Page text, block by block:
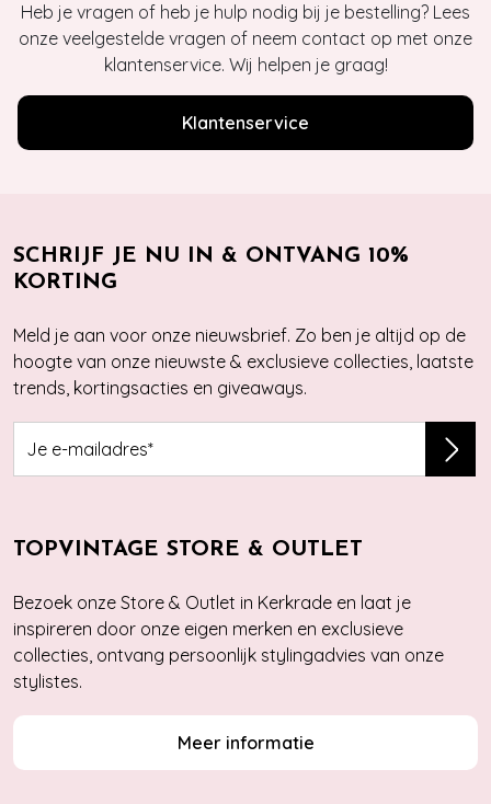
Heb je vragen of heb je hulp nodig bij je bestelling? Lees
onze veelgestelde vragen of neem contact op met onze
klantenservice. Wij helpen je graag!
Klantenservice
SCHRIJF JE NU IN & ONTVANG 10%
KORTING
Meld je aan voor onze nieuwsbrief. Zo ben je altijd op de
hoogte van onze nieuwste & exclusieve collecties, laatste
trends, kortingsacties en giveaways.
TOPVINTAGE STORE & OUTLET
Bezoek onze Store & Outlet in Kerkrade en laat je
inspireren door onze eigen merken en exclusieve
collecties, ontvang persoonlijk stylingadvies van onze
stylistes.
Meer informatie